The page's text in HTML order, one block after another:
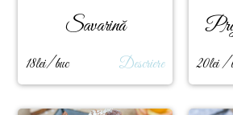
Savarină
18lei/ buc Descriere 20lei /